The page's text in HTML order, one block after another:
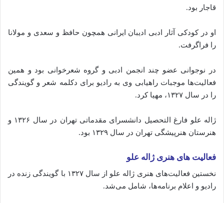
قاجار بود.
او در کودکی آثار ادبی ادیبان ایرانی همچون حافظ و سعدی و مولانا
را فراگرفت.
در نوجوانی عضو چند انجمن ادبی و گروه شعرخوانی بود و همین
فعالیت‌ها موجبات راهیابی وی به رادیو برای دکلمه شعر و گویندگی
را در سال ۱۳۲۷، مهیا کرد.
ژاله علو فارغ‌ التحصیل دانشسرای مقدماتی تهران در سال ۱۳۲۶ و
هنرستان هنرپیشگی تهران در سال ۱۳۲۹ بود.
فعالیت های هنری ژاله علو
نخستین فعالیت‌های هنری ژاله علو از سال ۱۳۲۷ با گویندگی زنده در
رادیو و اعلام برنامه‌ها، شامل می‌شد.